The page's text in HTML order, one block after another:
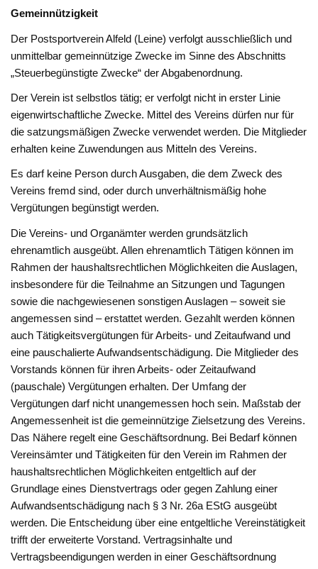
Gemeinnützigkeit
Der Postsportverein Alfeld (Leine) verfolgt ausschließlich und
unmittelbar gemeinnützige Zwecke im Sinne des Abschnitts
„Steuerbegünstigte Zwecke“ der Abgabenordnung.
Der Verein ist selbstlos tätig; er verfolgt nicht in erster Linie
eigenwirtschaftliche Zwecke. Mittel des Vereins dürfen nur für
die satzungsmäßigen Zwecke verwendet werden. Die Mitglieder
erhalten keine Zuwendungen aus Mitteln des Vereins.
Es darf keine Person durch Ausgaben, die dem Zweck des
Vereins fremd sind, oder durch unverhältnismäßig hohe
Vergütungen begünstigt werden.
Die Vereins- und Organämter werden grundsätzlich
ehrenamtlich ausgeübt. Allen ehrenamtlich Tätigen können im
Rahmen der haushaltsrechtlichen Möglichkeiten die Auslagen,
insbesondere für die Teilnahme an Sitzungen und Tagungen
sowie die nachgewiesenen sonstigen Auslagen – soweit sie
angemessen sind – erstattet werden. Gezahlt werden können
auch Tätigkeitsvergütungen für Arbeits- und Zeitaufwand und
eine pauschalierte Aufwandsentschädigung. Die Mitglieder des
Vorstands können für ihren Arbeits- oder Zeitaufwand
(pauschale) Vergütungen erhalten. Der Umfang der
Vergütungen darf nicht unangemessen hoch sein. Maßstab der
Angemessenheit ist die gemeinnützige Zielsetzung des Vereins.
Das Nähere regelt eine Geschäftsordnung. Bei Bedarf können
Vereinsämter und Tätigkeiten für den Verein im Rahmen der
haushaltsrechtlichen Möglichkeiten entgeltlich auf der
Grundlage eines Dienstvertrags oder gegen Zahlung einer
Aufwandsentschädigung nach § 3 Nr. 26a EStG ausgeübt
werden. Die Entscheidung über eine entgeltliche Vereinstätigkeit
trifft der erweiterte Vorstand. Vertragsinhalte und
Vertragsbeendigungen werden in einer Geschäftsordnung